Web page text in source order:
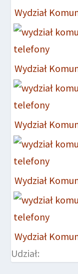
Wydział
Wydział
Wydział
Wydział
Wydział
Udział: